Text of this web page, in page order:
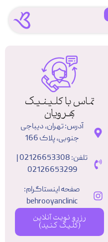
تماس با کلینیک
بهرویان
آدرس: تهران، دیباجی
جنوبی، پلاک 166
02126653299
صفحه اینستاگرام:
behrooyanclinic
رزرو نوبت آنلاین
(کلیک کنید)